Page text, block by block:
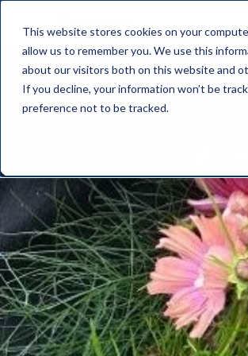
This website stores cookies on your
allow us to remember you. We use this
about our visitors both on this website and
If you decline, your information won’t be
preference not to be tracked.